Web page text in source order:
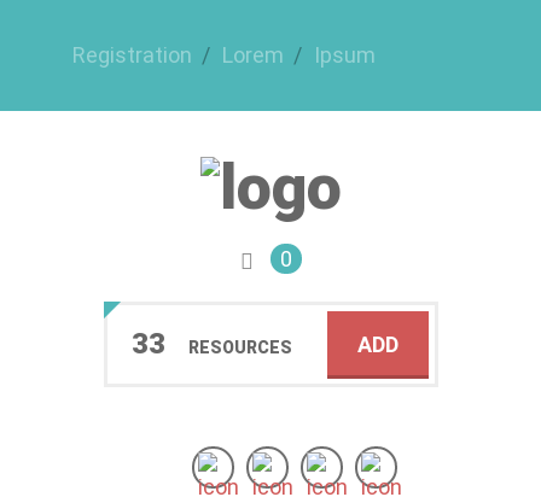
Registration Lorem Ipsum
0
33 RESOURCES ADD